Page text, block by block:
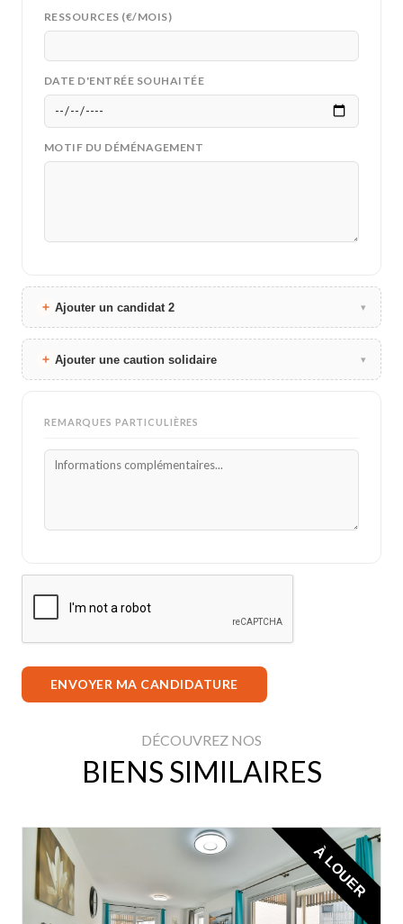
RESSOURCES (€/MOIS)
DATE D'ENTRÉE SOUHAITÉE
MOTIF DU DÉMÉNAGEMENT
Ajouter un candidat 2 ▾
Ajouter une caution solidaire ▾
REMARQUES PARTICULIÈRES
ENVOYER MA CANDIDATURE
DÉCOUVREZ NOS
BIENS SIMILAIRES
À LOUER